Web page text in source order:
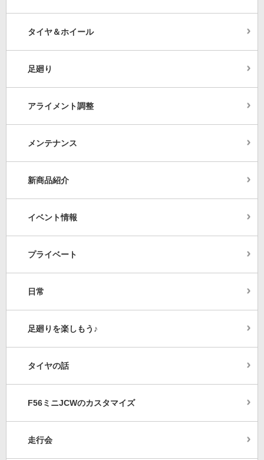
タイヤ＆ホイール
足廻り
アライメント調整
メンテナンス
新商品紹介
イベント情報
プライベート
日常
足廻りを楽しもう♪
タイヤの話
F56ミニJCWのカスタマイズ
走行会